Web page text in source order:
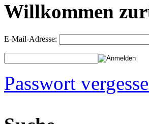
Willkommen
E-Mail-Adresse:
Passwort